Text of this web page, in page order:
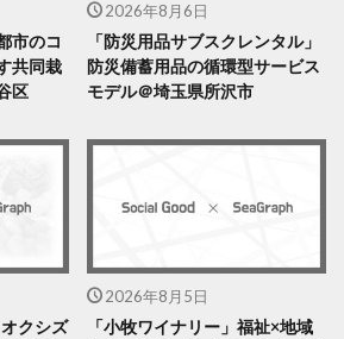
市のコ
共同栽
区
2026年8月6日
「防災用品サブスクレンタル」
防災備蓄用品の循環型サービス
モデル＠埼玉県所沢市
クシズ
2026年8月5日
「小牧ワイナリー」福祉×地域